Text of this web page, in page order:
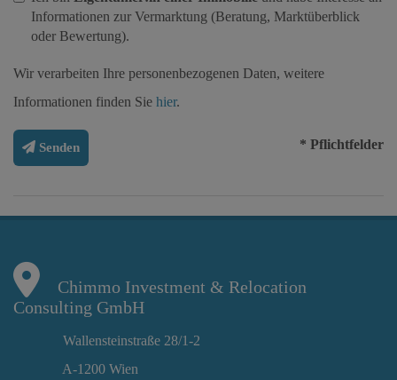
Informationen zur Vermarktung (Beratung, Marktüberblick
oder Bewertung).
Wir verarbeiten Ihre personenbezogenen Daten, weitere
Informationen finden Sie hier.
Senden * Pflichtfelder
Chimmo Investment & Relocation
Consulting GmbH
Wallensteinstraße 28/1-2
A-1200 Wien